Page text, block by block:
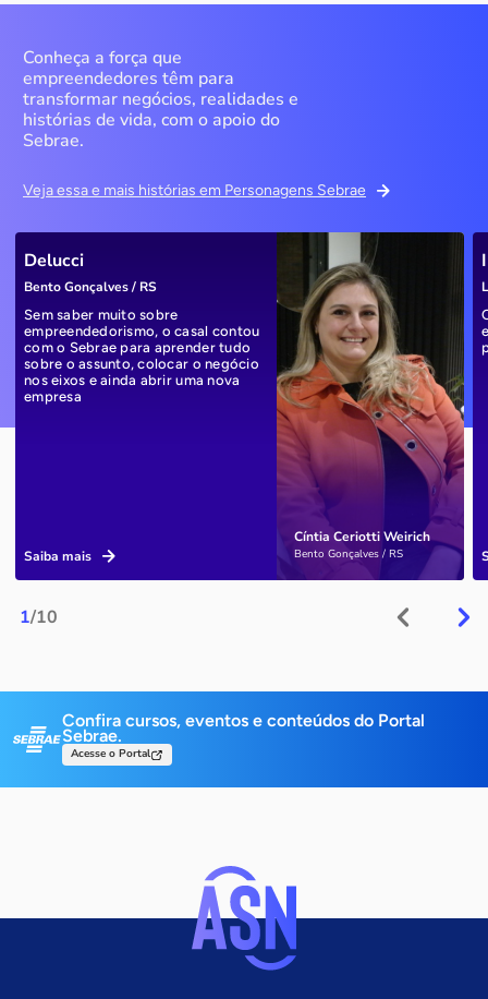
Conheça a força que
empreendedores têm para
transformar negócios, realidades e
histórias de vida, com o apoio do
Sebrae.
Veja essa e mais histórias em Personagens Sebrae
1/10
Cíntia Ceriotti Weirich
Bento Gonçalves / RS
Delucci
Bento Gonçalves / RS
Sem saber muito sobre
empreendedorismo, o casal contou
com o Sebrae para aprender tudo
sobre o assunto, colocar o negócio
nos eixos e ainda abrir uma nova
empresa
Saiba mais
Confira cursos, eventos e conteúdos do Portal
Sebrae.
Acesse o Portal